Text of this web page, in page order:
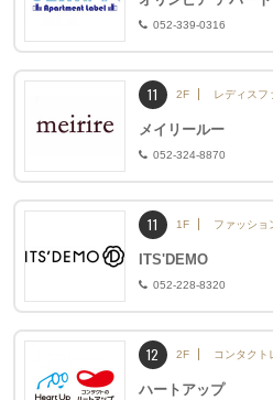
052-339-0316
11 2F レディスフ
メイリールー
052-324-8870
11 1F ファッショ
ITS'DEMO
052-228-8320
12 2F コンタクト
ハートアップ